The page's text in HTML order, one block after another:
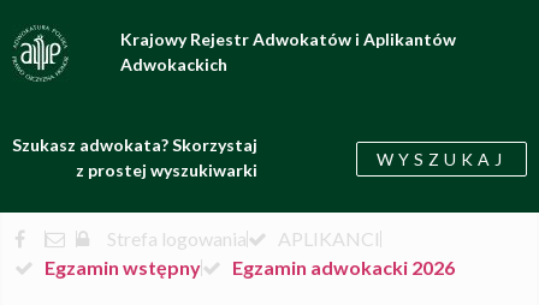
Krajowy Rejestr Adwokatów i Aplikantów
Adwokackich
Szukasz adwokata? Skorzystaj
z prostej wyszukiwarki
WYSZUKAJ
Strefa logowania
APLIKANCI
Egzamin wstępny
Egzamin adwokacki 2026